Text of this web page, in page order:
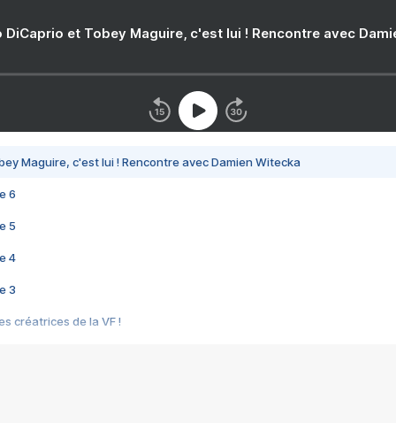
DiCaprio et Tobey Maguire, c'est lui ! Rencontre avec
Maguire, c'est lui ! Rencontre avec Damien Witecka
6
5
4
3
créatrices de la VF !